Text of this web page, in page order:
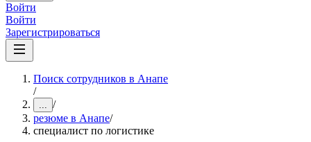
Войти
Войти
Зарегистрироваться
Поиск сотрудников в Анапе
/
... /
резюме в Анапе/
специалист по логистике